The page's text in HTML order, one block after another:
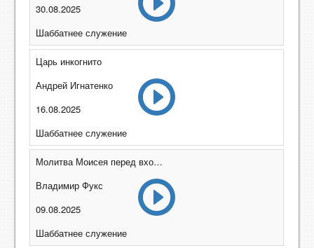
30.08.2025
Шаббатнее служение
Царь инкогнито
Андрей Игнатенко
16.08.2025
Шаббатнее служение
Молитва Моисея перед входом в Ханаан
Владимир Фукс
09.08.2025
Шаббатнее служение